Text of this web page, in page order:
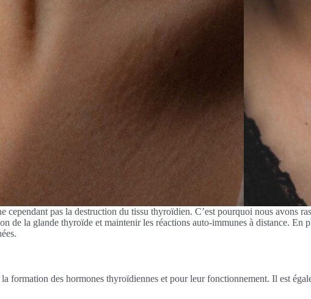
cependant pas la destruction du tissu thyroïdien. C’est pourquoi nous avons
de la glande thyroïde et maintenir les réactions auto-immunes à distance. En
formation des hormones thyroïdiennes et pour leur fonctionnement. Il est